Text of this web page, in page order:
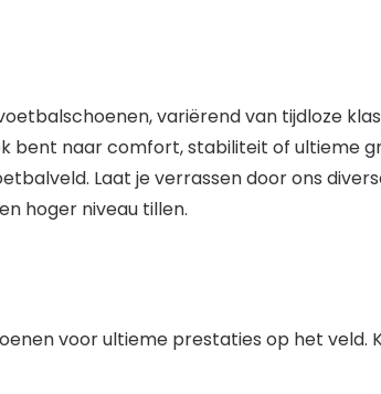
variërend van tijdloze
bent naar comfort, stabiliteit of ultieme
Laat je verrassen door ons
hoger niveau tillen.
voor ultieme prestaties op het veld.